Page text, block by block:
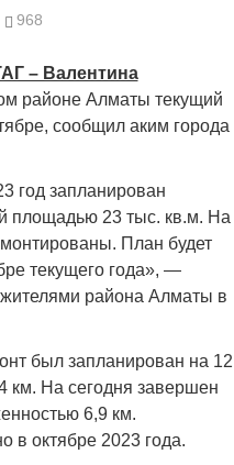
968
– Валентина
районе Алматы текущий
сообщил аким города
год запланирован
площадью 23 тыс. кв.м. На
План будет
текущего года», —
жителями района Алматы в
был запланирован на 12
км. На сегодня завершен
6,9 км.
в октябре 2023 года.